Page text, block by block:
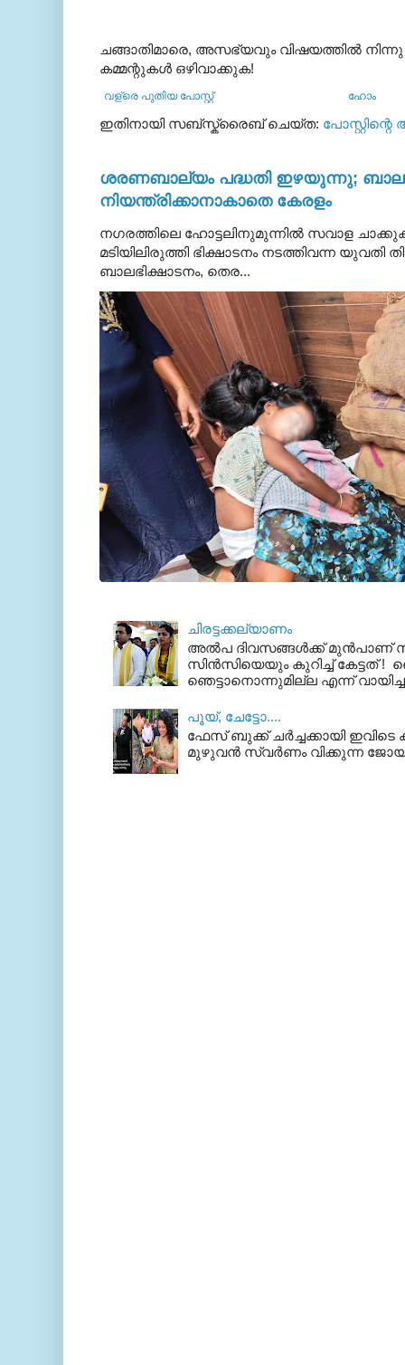
ചങ്ങാതിമാരെ, അസഭ്യവും വിഷയത്തില്‍ നിന്നു
കമ്മന്റുകള്‍ ഒഴിവാക്കുക!
വള്രെ പുതിയ പോസ്റ്റ് ഹോം
ഇതിനായി സബ്‌സ്ക്രൈബ് ചെയ്ത:
ശരണബാല്യം പദ്ധതി ഇഴയുന്നു;
നിയന്ത്രിക്കാനാകാതെ കേരളം
നഗരത്തിലെ ഹോട്ടലിനുമുന്നിൽ സവാള
മടിയിലിരുത്തി ഭിക്ഷാടനം നടത്തിവന്ന
ബാലഭിക്ഷാടനം, തെര...
ചിരട്ടക്കല്യാണം
അല്‍പ ദിവസങ്ങള്‍ക്ക് മുന്‍പാണ്
സിന്‍സിയെയും കുറിച്ച് കേട്ടത് !
ഞെട്ടാനൊന്നുമില്ല എന്ന്
പൂയ്‌, ചേട്ടോ....
ഫേസ് ബുക്ക്‌ ചര്‍ച്ചക്കായി
മുഴുവന്‍ സ്വര്‍ണം വിക്കുന്ന